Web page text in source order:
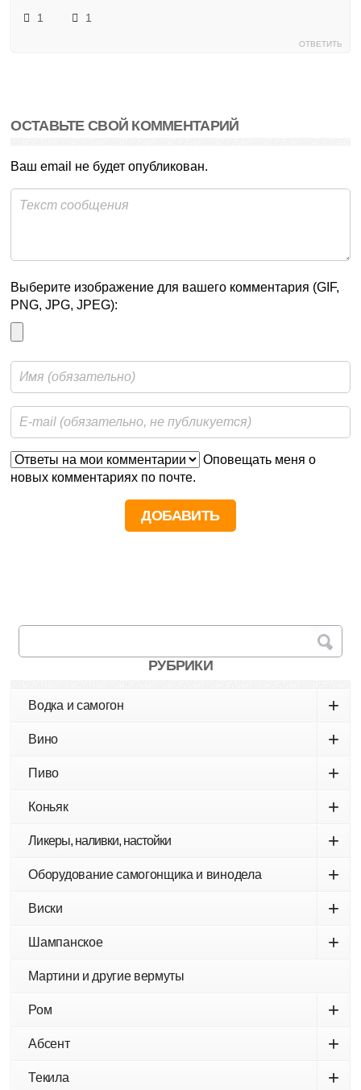
1
1
ОТВЕТИТЬ
ОСТАВЬТЕ СВОЙ КОММЕНТАРИЙ
Ваш email не будет опубликован.
Выберите изображение для вашего комментария (GIF,
PNG, JPG, JPEG):
Оповещать меня о
новых комментариях по почте.
РУБРИКИ
Водка и самогон +
Вино +
Пиво +
Коньяк +
Ликеры, наливки, настойки +
Оборудование самогонщика и винодела +
Виски +
Шампанское +
Мартини и другие вермуты
Ром +
Абсент +
Текила +